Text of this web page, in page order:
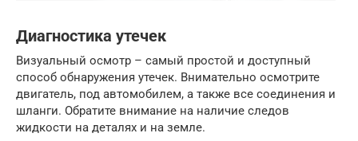
Диагностика утечек
Визуальный осмотр – самый простой и доступный
способ обнаружения утечек. Внимательно осмотрите
двигатель, под автомобилем, а также все соединения и
шланги. Обратите внимание на наличие следов
жидкости на деталях и на земле.